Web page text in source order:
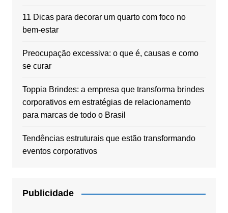
11 Dicas para decorar um quarto com foco no
bem-estar
Preocupação excessiva: o que é, causas e como
se curar
Toppia Brindes: a empresa que transforma brindes
corporativos em estratégias de relacionamento
para marcas de todo o Brasil
Tendências estruturais que estão transformando
eventos corporativos
Publicidade